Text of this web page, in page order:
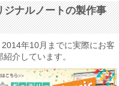
ジナルノートの製作事
年10月までに実際にお客
介しています。